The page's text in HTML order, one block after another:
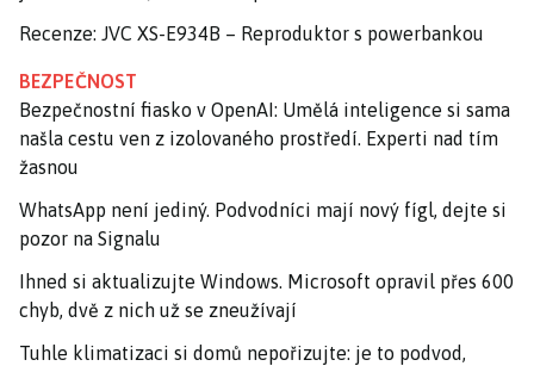
Recenze: JVC XS-E934B – Reproduktor s powerbankou
BEZPEČNOST
Bezpečnostní fiasko v OpenAI: Umělá inteligence si sama
našla cestu ven z izolovaného prostředí. Experti nad tím
žasnou
WhatsApp není jediný. Podvodníci mají nový fígl, dejte si
pozor na Signalu
Ihned si aktualizujte Windows. Microsoft opravil přes 600
chyb, dvě z nich už se zneužívají
Tuhle klimatizaci si domů nepořizujte: je to podvod,